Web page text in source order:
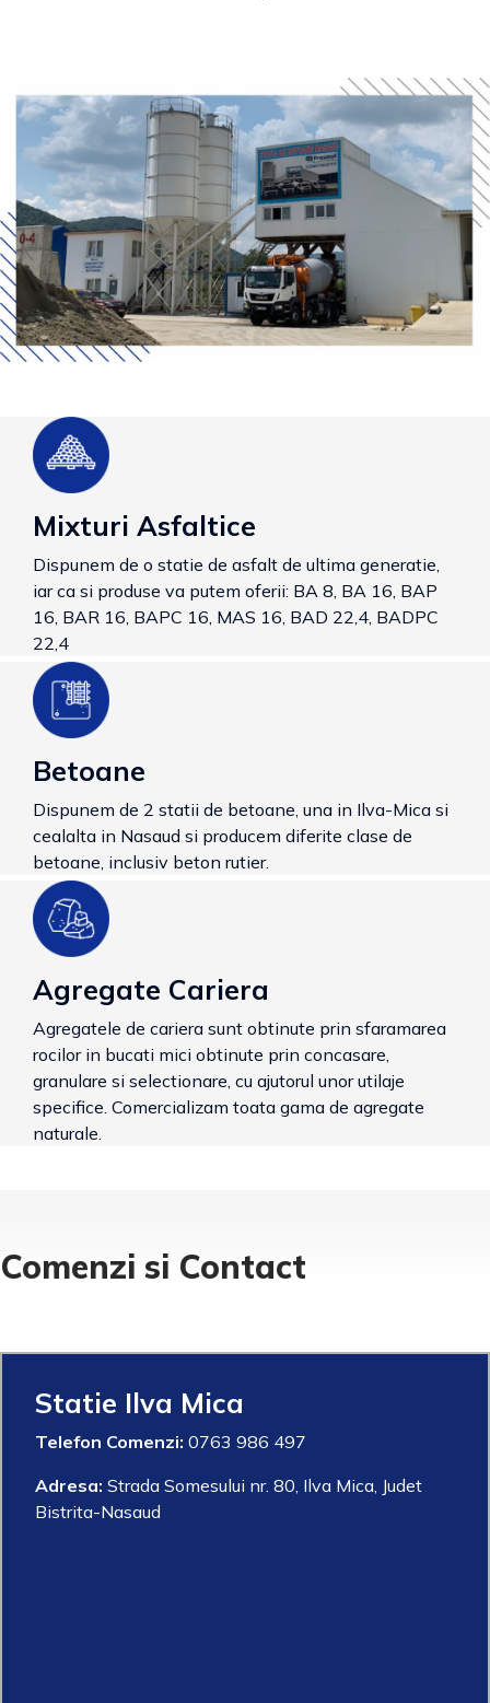
Mixturi Asfaltice
Dispunem de o statie de asfalt de ultima generatie,
iar ca si produse va putem oferii: BA 8, BA 16, BAP
16, BAR 16, BAPC 16, MAS 16, BAD 22,4, BADPC
22,4
Betoane
Dispunem de 2 statii de betoane, una in Ilva-Mica si
cealalta in Nasaud si producem diferite clase de
betoane, inclusiv beton rutier.
Agregate Cariera
Agregatele de cariera sunt obtinute prin sfaramarea
rocilor in bucati mici obtinute prin concasare,
granulare si selectionare, cu ajutorul unor utilaje
specifice. Comercializam toata gama de agregate
naturale.
Comenzi si Contact
Statie Ilva Mica
Telefon Comenzi: 0763 986 497
Adresa: Strada Somesului nr. 80, Ilva Mica, Judet
Bistrita-Nasaud